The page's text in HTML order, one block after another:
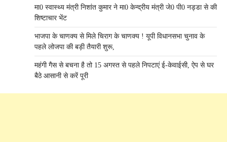
मा0 स्वास्थ्य मंत्री निशांत कुमार ने मा0 केन्द्रीय मंत्री जे0 पी0 नड्डा से की
शिष्टाचार भेंट
भाजपा के चाणक्य से मिले चिराग के चाणक्य ! यूपी विधानसभा चुनाव के
पहले लोजपा की बड़ी तैयारी शुरू,
महंगी गैस से बचना है तो 15 अगस्त से पहले निपटाएं ई-केवाईसी, ऐप से घर
बैठे आसानी से करें पूरी